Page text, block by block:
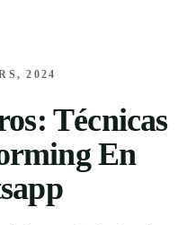
2024
Técnicas
En